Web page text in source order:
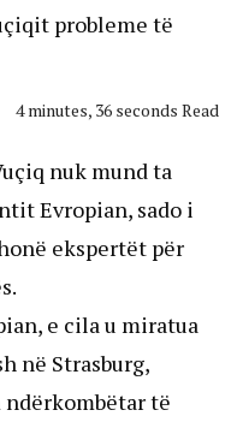
probleme të
4 minutes, 36 seconds Read
nuk mund ta
Evropian, sado i
ekspertët për
e cila u miratua
në Strasburg,
të